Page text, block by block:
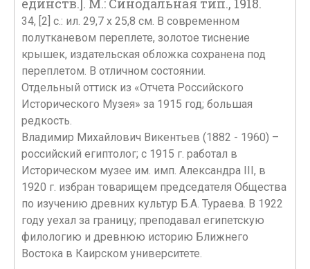
единств.]. М.: Синодальная тип., 1918.
34, [2] c.: ил. 29,7 х 25,8 см. В современном
полутканевом переплете, золотое тиснение
крышек, издательская обложка сохранена под
переплетом. В отличном состоянии.
Отдельный оттиск из «Отчета Российского
Исторического Музея» за 1915 год; большая
редкость.
Владимир Михайлович Викентьев (1882 - 1960) –
российский египтолог; с 1915 г. работал в
Историческом музее им. имп. Александра III, в
1920 г. избран товарищем председателя Общества
по изучению древних культур Б.А. Тураева. В 1922
году уехал за границу; преподавал египетскую
филологию и древнюю историю Ближнего
Востока в Каирском университете.